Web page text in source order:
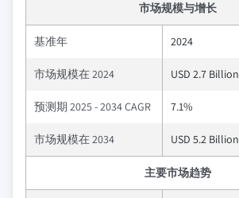
市场规模与增长
基准年 2024
市场规模在 2024 USD 2.7 Billion
预测期 2025 - 2034 CAGR 7.1%
市场规模在 2034 USD 5.2 Billion
主要市场趋势